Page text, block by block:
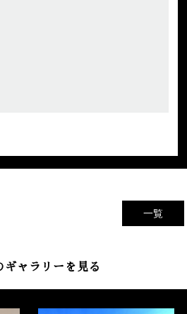
一覧
ギャラリーを見る